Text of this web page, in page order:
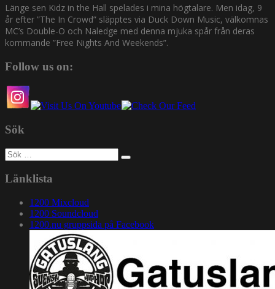
Länge sen Kidz in the Hall spelades i mina högtalare. Men idag, 9
år efter ”The In Crowd” släpptes via Duck Down Music, välkomnas
MC’s Double-O och Naledge med denna mjuka spår från deras
kommande ”Free Nights And Weekends”.
Follow us on:
Sök
Sök
efter:
Länklista
1200 Mixcloud
1200 Soundcloud
1200.nu gruppsida på Facebook